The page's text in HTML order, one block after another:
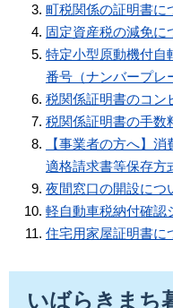
町税関係の証明書に
固定資産税の減免に
特定小型原動機付自
番号（ナンバープレ
税関係証明書のコン
税関係証明書の手数
【事業者の方へ】
適格請求書等保存方
夜間窓口の開設につ
軽自動車税納付確認
住宅用家屋証明書に
いばらきまち